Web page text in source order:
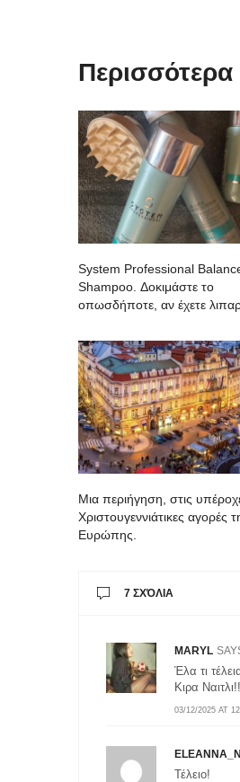
System Professional
Shampoo. Δοκιμάστε το
οπωσδήποτε, αν έχετε
Mια περιήγηση, στις
Χριστουγεννιάτικες αγορές
Ευρώπης.
7 ΣΧΌΛΙΑ
MARYL
03/12/2025 AT
Έλα τι
Κιρα Ναιτλι!!
ELEANNA_N
Τέλειο!